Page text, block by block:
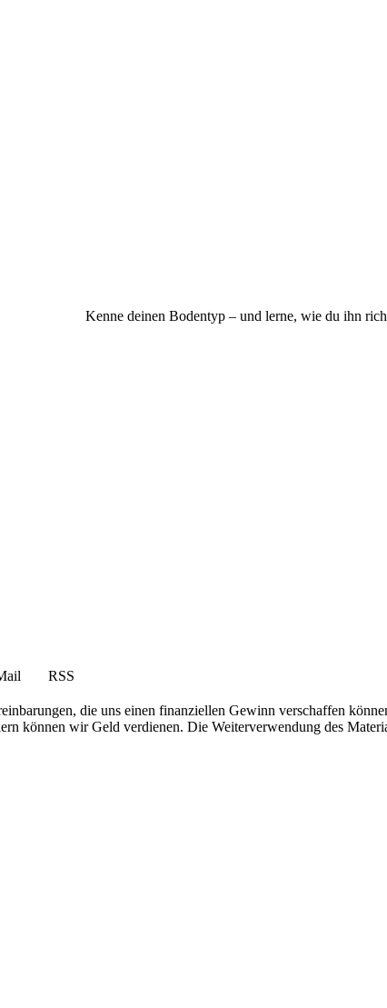
Kenne deinen Bodentyp – und lerne, wie du ihn
RSS
die uns einen finanziellen Gewinn verschaffen
können wir Geld verdienen. Die Weiterverwendung des